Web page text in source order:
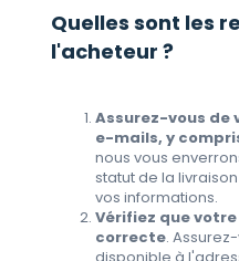
Quelles sont les
l'acheteur ?
Assurez-vous de
e-mails, y
nous vous
statut de la
vos informations.
Vérifiez que
correcte.